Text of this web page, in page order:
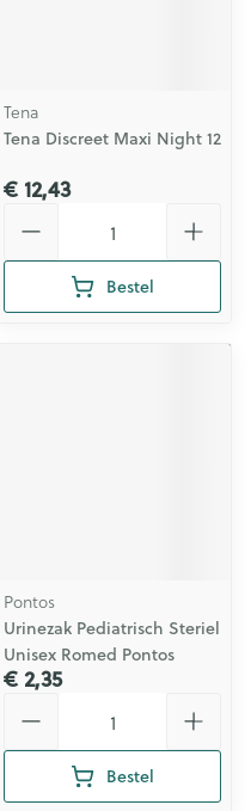
Tena
Tena Discreet Maxi Night 12
€ 12,43
Bestel
Pontos
Urinezak Pediatrisch Steriel
Unisex Romed Pontos
€ 2,35
Bestel